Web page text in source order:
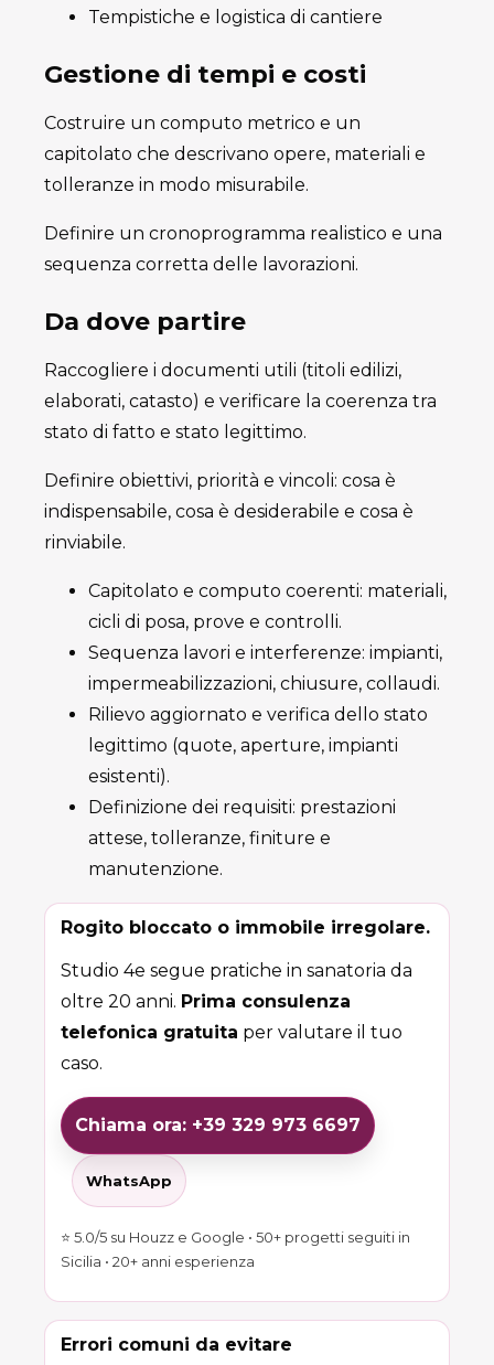
Tempistiche e logistica di cantiere
Gestione di tempi e costi
Costruire un computo metrico e un
capitolato che descrivano opere, materiali e
tolleranze in modo misurabile.
Definire un cronoprogramma realistico e una
sequenza corretta delle lavorazioni.
Da dove partire
Raccogliere i documenti utili (titoli edilizi,
elaborati, catasto) e verificare la coerenza tra
stato di fatto e stato legittimo.
Definire obiettivi, priorità e vincoli: cosa è
indispensabile, cosa è desiderabile e cosa è
rinviabile.
Capitolato e computo coerenti: materiali,
cicli di posa, prove e controlli.
Sequenza lavori e interferenze: impianti,
impermeabilizzazioni, chiusure, collaudi.
Rilievo aggiornato e verifica dello stato
legittimo (quote, aperture, impianti
esistenti).
Definizione dei requisiti: prestazioni
attese, tolleranze, finiture e
manutenzione.
Rogito bloccato o immobile irregolare.
Studio 4e segue pratiche in sanatoria da
oltre 20 anni. Prima consulenza
telefonica gratuita per valutare il tuo
caso.
Chiama ora: +39 329 973 6697
WhatsApp
⭐ 5.0/5 su Houzz e Google • 50+ progetti seguiti in
Sicilia • 20+ anni esperienza
Errori comuni da evitare